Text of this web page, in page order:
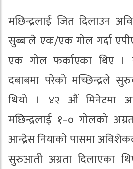
मछिन्द्रलाई जित दिलाउन
सुब्बाले एक/एक गोल गर्दा
एक गोल फर्काएका थिए
दबाबमा परेको मच्छिन्द्रले
थियो । ४२ औं मिनेटमा
मछिन्द्रलाई १–० गोलको
आन्द्रेस नियाको पासमा
सुरुआती अग्रता दिलाएका